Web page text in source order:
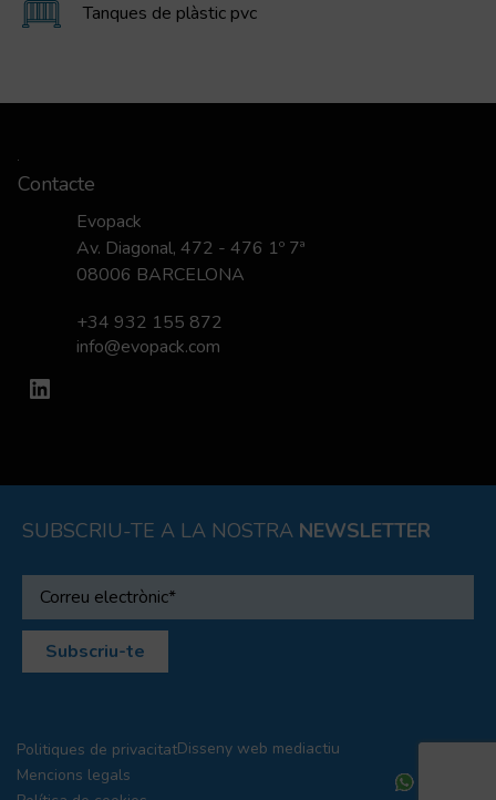
Tanques de plàstic pvc
Contacte
Evopack
Av. Diagonal, 472 - 476 1º 7ª
08006 BARCELONA
+34 932 155 872
info@evopack.com
LinkedIn
SUBSCRIU-TE A LA NOSTRA NEWSLETTER
Politiques de privacitat
Mencions legals
Disseny web mediactiu